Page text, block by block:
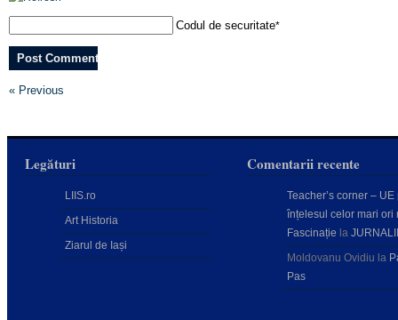
Codul de securitate*
« Previous
Legături
LIIS.ro
Art Historia
Ziarul de Iași
Comentarii recente
Teacher’s corner – UE
înțelesul celor mari ori
Fascinație la
Moldovanu Ovidiu la
Pas